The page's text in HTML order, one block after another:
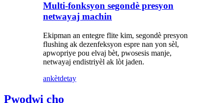
Multi-fonksyon segondè presyon
netwayaj machin
Ekipman an entegre flite kim, segondè presyon
flushing ak dezenfeksyon espre nan yon sèl,
apwopriye pou elvaj bèt, pwosesis manje,
netwayaj endistriyèl ak lòt jaden.
ankètdetay
Pwodwi cho